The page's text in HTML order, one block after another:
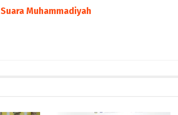
Suara Muhammadiyah